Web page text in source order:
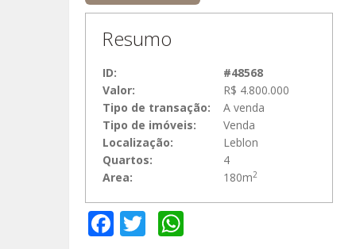
Resumo
ID:
#48568
Valor:
R$ 4.800.000
Tipo de transação:
A venda
Tipo de imóveis:
Venda
Localização:
Leblon
Quartos:
4
Area:
180m2
Facebook
Twitter